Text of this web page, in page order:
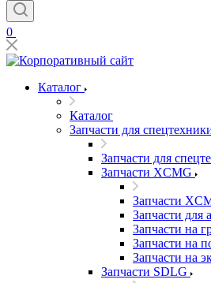
0
Каталог
Каталог
Запчасти для
Запчасти для
Запчасти XCMG
Запчасти
Запчасти для
Запчасти на
Запчасти на
Запчасти на
Запчасти SDLG